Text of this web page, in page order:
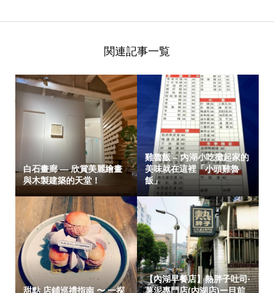
関連記事一覧
白石畫廊 — 欣賞美麗繪畫
與木製建築的天堂！
雞魯飯 – 內湖小吃攤起家的
美味就在這裡「小頭雞魯
飯」
甜點 店鋪巡禮指南 〜 一探
【內湖早餐店】熱胖子吐司‧
薯泥專門店(內湖店)ー目前